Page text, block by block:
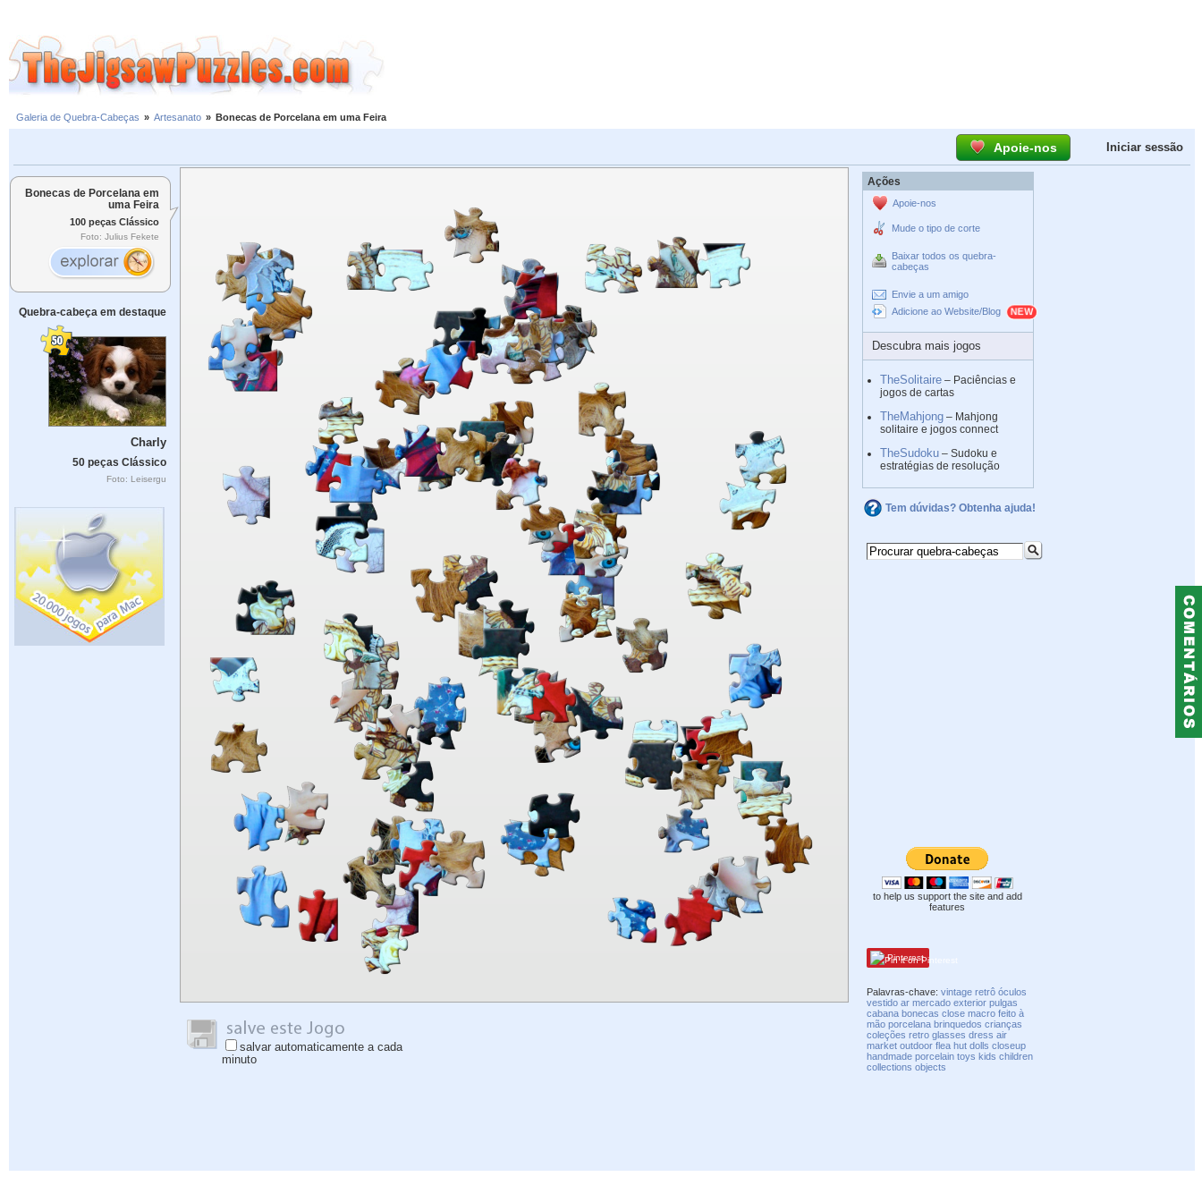
Galeria de Quebra-Cabeças » Artesanato » Bonecas de Porcelana em uma Feira
Apoie-nos Iniciar sessão
Bonecas de Porcelana em
uma Feira
100 peças Clássico
Foto: Julius Fekete
Quebra-cabeça em destaque
Charly
50 peças Clássico
Foto: Leisergu
salvar automaticamente a cada
minuto
Ações
Apoie-nos
Mude o tipo de corte
Baixar todos os quebra-
cabeças
Envie a um amigo
Adicione ao Website/Blog
Descubra mais jogos
TheSolitaire – Paciências e
jogos de cartas
TheMahjong – Mahjong
solitaire e jogos connect
TheSudoku – Sudoku e
estratégias de resolução
Tem dúvidas? Obtenha ajuda!
to help us support the site and add
features
Pinterest
Palavras-chave:vintage retrô óculos
vestido ar mercado exterior pulgas
cabana bonecas close macro feito à
mão porcelana brinquedos crianças
coleções retro glasses dress air
market outdoor flea hut dolls closeup
handmade porcelain toys kids children
collections objects